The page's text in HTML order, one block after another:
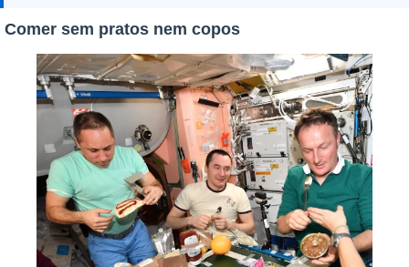
Comer sem pratos nem copos